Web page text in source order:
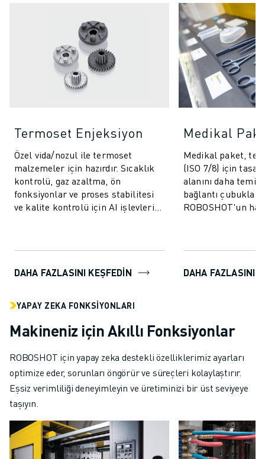
Termoset Enjeksiyon
Özel vida/nozul ile termoset
malzemeler için hazırdır. Sıcaklık
kontrolü, gaz azaltma, ön
fonksiyonlar ve proses stabilitesi
ve kalite kontrolü için AI işlevleri
DAHA FAZLASINI KEŞFEDIN
Medikal
Medikal paket,
(ISO 7/8) için
alanını daha temiz
bağlantı çubukları
ROBOSHOT'un
DAHA FAZLASINI
YAPAY ZEKA FONKSIYONLARI
Makineniz için Akıllı Fonksiyonlar
ROBOSHOT için yapay zeka destekli özelliklerimiz ayarları
optimize eder, sorunları öngörür ve süreçleri kolaylaştırır.
Eşsiz verimliliği deneyimleyin ve üretiminizi bir üst seviyeye
taşıyın.